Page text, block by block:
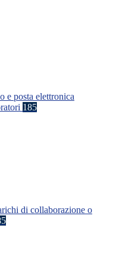
e posta elettronica
185
di collaborazione o